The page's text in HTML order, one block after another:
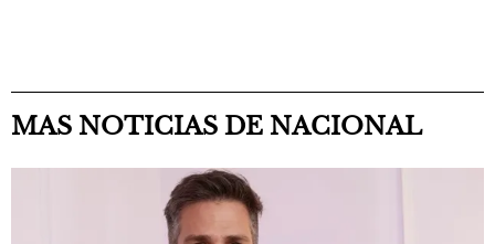
MAS NOTICIAS DE NACIONAL